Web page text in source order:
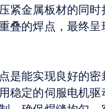
紧金属板材的同时
叠的焊点，最终
是能实现良好的密
稳定的伺服电机驱